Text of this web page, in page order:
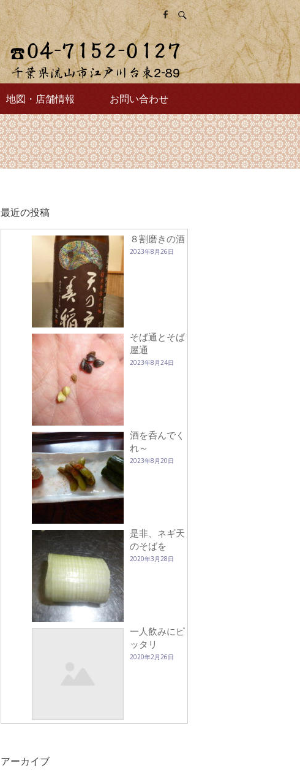
地図・店舗情報 お問い合わせ
最近の投稿
８割磨きの酒
2023年8月26日
そば通とそば
屋通
2023年8月24日
酒を呑んでく
れ～
2023年8月20日
是非、ネギ天
のそばを
2020年3月28日
一人飲みにピ
ッタリ
2020年2月26日
アーカイブ